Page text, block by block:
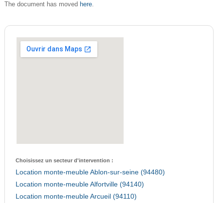
The document has moved here.
Choisissez un secteur d'intervention :
Location monte-meuble Ablon-sur-seine (94480)
Location monte-meuble Alfortville (94140)
Location monte-meuble Arcueil (94110)